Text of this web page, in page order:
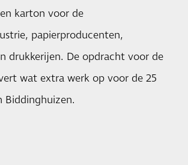
karton voor de
papierproducenten,
drukkerijen. De opdracht voor de
wat extra werk op voor de 25
Biddinghuizen.